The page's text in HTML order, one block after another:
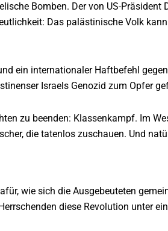
Bomben. Der von US-
Das palästinische Volk
ein internationaler Haftbefehl
Israels Genozid zum Opfer
zu beenden: Klassenkampf. Im
die tatenlos zuschauen. Und
wie sich die Ausgebeuteten
diese Revolution unter